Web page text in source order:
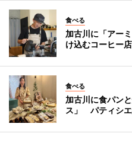
食べる
加古川に「アー
け込むコーヒー
食べる
加古川に食パン
ス」 パティシ